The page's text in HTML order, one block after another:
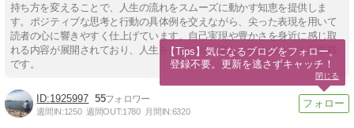
持ち方を変えることで、人生の流れをスムーズに動かす知恵を提供しま
す。ポジティブな思考と行動の具体例を交えながら、尖った表現を用いて
読者の心に響きやすく仕上げています。自己実現や豊かさを身近に感じ取
れる内容が展開されており、人生をシンプルに楽しむためのヒントが満載
です。
1925997 55
週間IN:1250 週間OUT:1780 月間IN:6320
【Tips】気になるブログをフォロー。
登録不要。更新を逃さずキャッチ！
閉じる